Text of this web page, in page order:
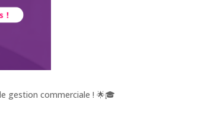
gestion commerciale ! 🌟🎓